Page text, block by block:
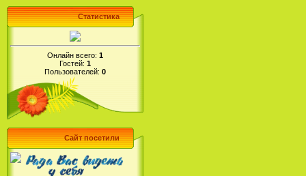
Статистика
Онлайн всего: 1
Гостей: 1
Пользователей: 0
Сайт посетили